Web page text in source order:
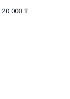
000 ₸